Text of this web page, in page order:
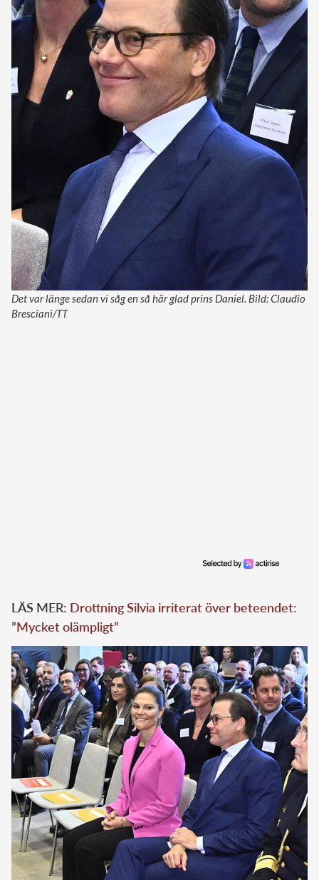
Det var länge sedan vi såg en så här glad prins Daniel. Bild: Claudio
Bresciani/TT
LÄS MER: Drottning Silvia irriterat över beteendet:
”Mycket olämpligt”